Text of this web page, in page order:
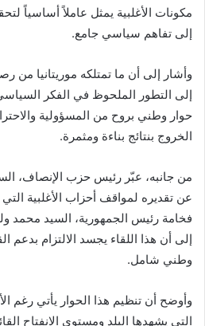
مكونات الأغلبية يمثل عاملاً أساسياً
إلى تفاهم سياسي جامع.
وأشار إلى أن ما تمتلكه موريتانيا من
إلى التطور الملحوظ في الفكر
حوار وطني بروح من المسؤولية
الخروج بنتائج بناءة ومثمرة.
من جانبه، عبّر رئيس حزب الإنصاف،
عن تقديره لمواقف أحزاب الأغلبية
فخامة رئيس الجمهورية، السيد محمد
إلى أن هذا اللقاء يجسد الالتزام بدعم
وطني شامل.
وأوضح أن تنظيم هذا الحوار يأتي رغم
التي يشهدها البلد ومستوى الانفتاح